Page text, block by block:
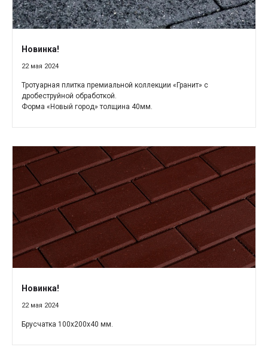
Новинка!
22 мая 2024
Тротуарная плитка премиальной коллекции «Гранит» с
дробеструйной обработкой.
Форма «Новый город» толщина 40мм.
Новинка!
22 мая 2024
Брусчатка 100х200х40 мм.